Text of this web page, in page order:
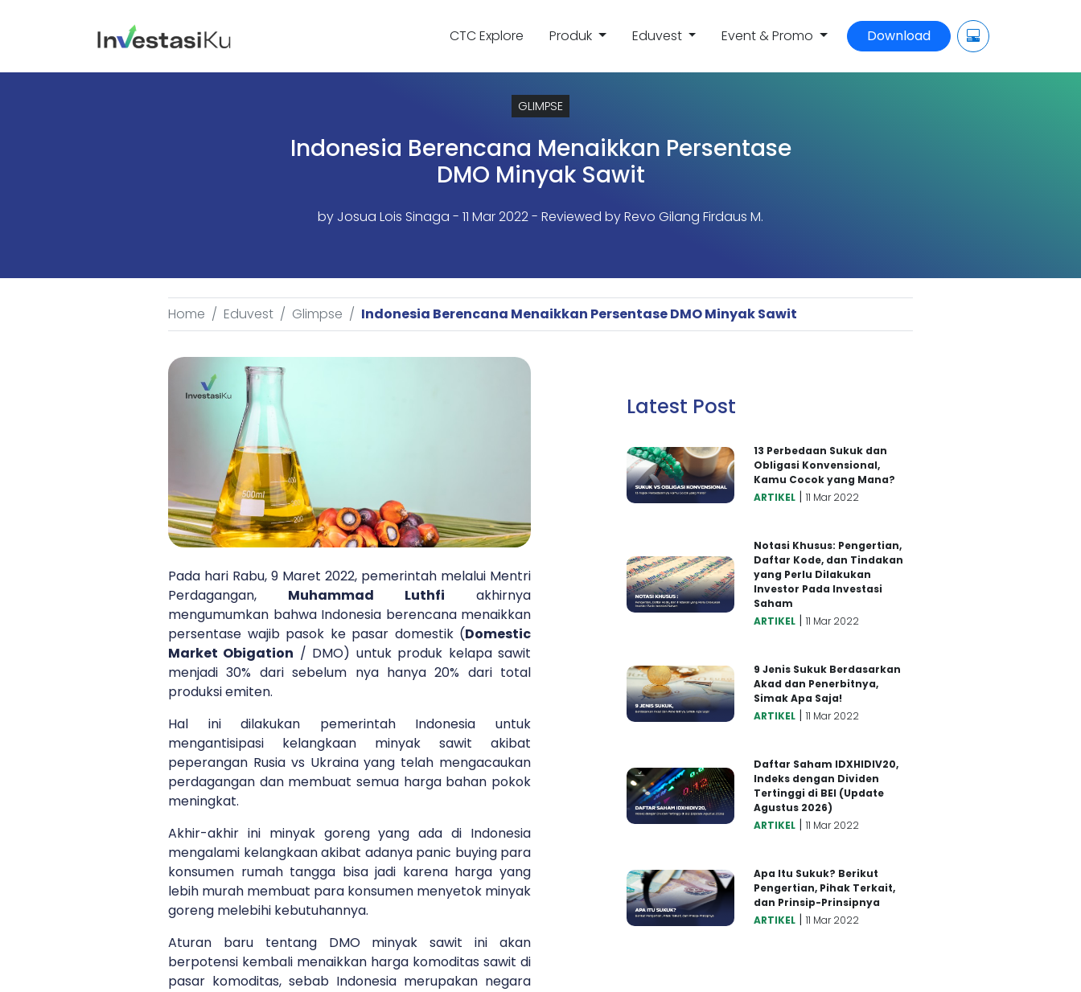
CTC Explore Produk Eduvest Event & Promo Download
GLIMPSE
Indonesia Berencana Menaikkan Persentase
DMO Minyak Sawit
by Josua Lois Sinaga - 11 Mar 2022 - Reviewed by Revo Gilang Firdaus M.
Home Eduvest Glimpse Indonesia Berencana Menaikkan Persentase DMO Minyak Sawit
Pada hari Rabu, 9 Maret 2022, pemerintah melalui Mentri
Perdagangan, Muhammad Luthfi akhirnya
mengumumkan bahwa Indonesia berencana menaikkan
persentase wajib pasok ke pasar domestik (Domestic
Market Obigation / DMO) untuk produk kelapa sawit
menjadi 30% dari sebelum nya hanya 20% dari total
produksi emiten.
Hal ini dilakukan pemerintah Indonesia untuk
mengantisipasi kelangkaan minyak sawit akibat
peperangan Rusia vs Ukraina yang telah mengacaukan
perdagangan dan membuat semua harga bahan pokok
meningkat.
Akhir-akhir ini minyak goreng yang ada di Indonesia
mengalami kelangkaan akibat adanya panic buying para
konsumen rumah tangga bisa jadi karena harga yang
lebih murah membuat para konsumen menyetok minyak
goreng melebihi kebutuhannya.
Aturan baru tentang DMO minyak sawit ini akan
berpotensi kembali menaikkan harga komoditas sawit di
pasar komoditas, sebab Indonesia merupakan negara
Latest Post
13 Perbedaan Sukuk dan
Obligasi Konvensional,
Kamu Cocok yang Mana?
ARTIKEL |11 Mar 2022
Notasi Khusus: Pengertian,
Daftar Kode, dan Tindakan
yang Perlu Dilakukan
Investor Pada Investasi
Saham
ARTIKEL |11 Mar 2022
9 Jenis Sukuk Berdasarkan
Akad dan Penerbitnya,
Simak Apa Saja!
ARTIKEL |11 Mar 2022
Daftar Saham IDXHIDIV20,
Indeks dengan Dividen
Tertinggi di BEI (Update
Agustus 2026)
ARTIKEL |11 Mar 2022
Apa Itu Sukuk? Berikut
Pengertian, Pihak Terkait,
dan Prinsip-Prinsipnya
ARTIKEL |11 Mar 2022